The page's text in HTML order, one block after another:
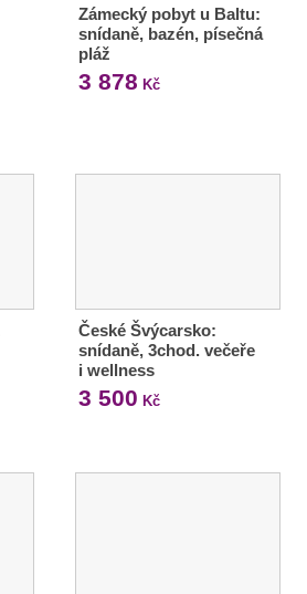
Zámecký pobyt u Baltu:
snídaně, bazén, písečná
pláž
3 878 Kč
České Švýcarsko:
snídaně, 3chod. večeře
i wellness
3 500 Kč